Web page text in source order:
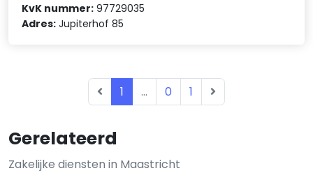
Gerelateerd
Zakelijke diensten in Maastricht
KvK nummer: 97729035
Adres: Jupiterhof 85
1 ... 0 1